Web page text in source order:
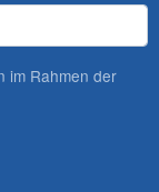
im Rahmen der